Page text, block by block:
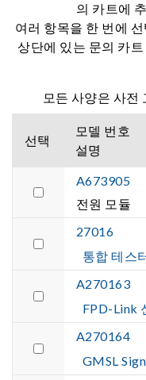
의 카트에
여러 항목을 한 번에
상단에 있는 문의 카
모든 사양은 사전
선택
모델 번호
설명
A673905
전원 모듈
27016
통합 테스
A270163
FPD-Link
A270164
GMSL